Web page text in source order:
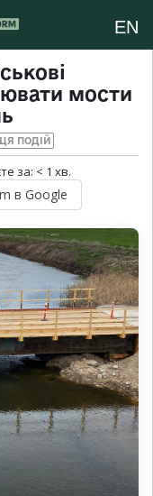
EN
мости
ПОДІЙ
за: < 1 хв.
в Google